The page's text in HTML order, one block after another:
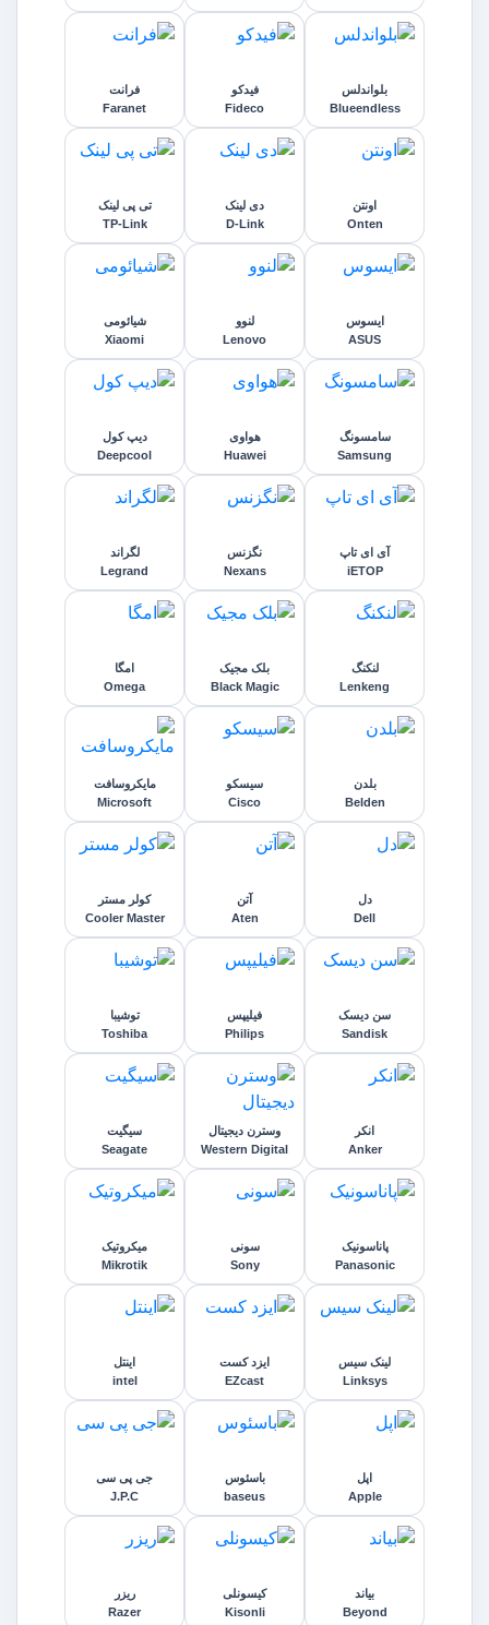
بلواندلس
Blueendless
فیدکو
Fideco
فرانت
Faranet
اونتن
Onten
دی لینک
D-Link
تی پی لینک
TP-Link
ایسوس
ASUS
لنوو
Lenovo
شیائومی
Xiaomi
سامسونگ
Samsung
هواوی
Huawei
دیپ کول
Deepcool
آی ای تاپ
iETOP
نگزنس
Nexans
لگراند
Legrand
لنکنگ
Lenkeng
بلک مجیک
Black Magic
امگا
Omega
بلدن
Belden
سیسکو
Cisco
مایکروسافت
Microsoft
دل
Dell
آتن
Aten
کولر مستر
Cooler Master
سن دیسک
Sandisk
فیلیپس
Philips
توشیبا
Toshiba
انکر
Anker
وسترن دیجیتال
Western Digital
سیگیت
Seagate
پاناسونیک
Panasonic
سونی
Sony
میکروتیک
Mikrotik
لینک سیس
Linksys
ایزد کست
EZcast
اینتل
intel
اپل
Apple
باسئوس
baseus
جی پی سی
J.P.C
بیاند
Beyond
کیسونلی
Kisonli
ریزر
Razer